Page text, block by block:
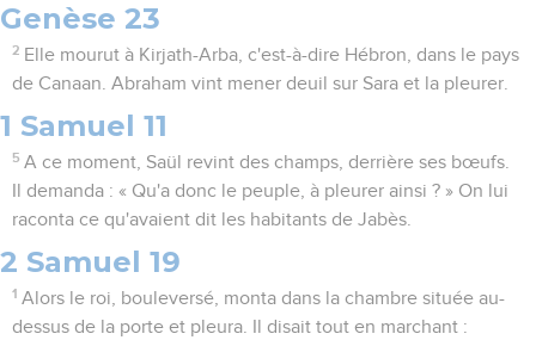
Genèse 23
2 Elle mourut à Kirjath-Arba, c'est-à-dire Hébron, dans le pays
de Canaan. Abraham vint mener deuil sur Sara et la pleurer.
1 Samuel 11
5 A ce moment, Saül revint des champs, derrière ses bœufs.
Il demanda : « Qu'a donc le peuple, à pleurer ainsi ? » On lui
raconta ce qu'avaient dit les habitants de Jabès.
2 Samuel 19
1 Alors le roi, bouleversé, monta dans la chambre située au-
dessus de la porte et pleura. Il disait tout en marchant :